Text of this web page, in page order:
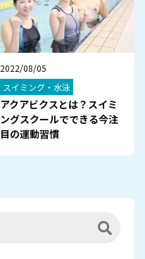
2022/08/05
スイミング・水泳
アクアビクスとは？スイミ
ングスクールでできる今注
目の運動習慣